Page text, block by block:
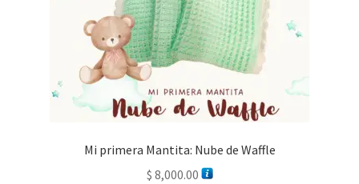
Mi primera Mantita: Nube de Waffle
$ 8,000.00